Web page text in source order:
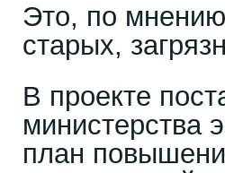
Это, по
старых,
В проекте
министерства
план